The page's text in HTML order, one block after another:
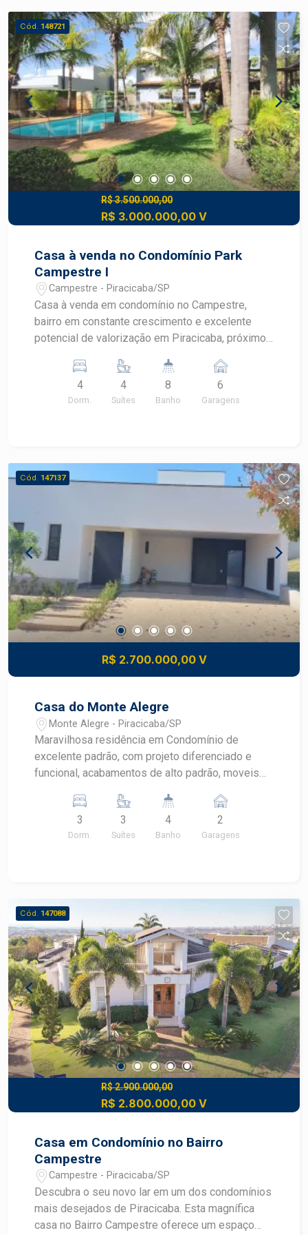
Cód. 148721
R$ 3.500.000,00
R$ 3.000.000,00 V
Casa à venda no Condomínio Park
Campestre I
Campestre - Piracicaba/SP
Casa à venda em condomínio no Campestre,
bairro em constante crescimento e excelente
potencial de valorização em Piracicaba, próximo
vasta gama de comércios e serviços. - 600m² de
área construída; - 4 suítes, sendo 1 máster com
closet; - Escritório; - Academia; - Ampla sala para
forno à lenha para pizza, chopeira e lareira com
depósito; - Paisagismo com orquidário; - Piscina
artesiano e canil; - 8 vagas de garagem. Construa
o seu futuro com quem é agente de
desenvolvimento do mercado imobiliário de
Piracicaba. Agende sua visita!
4
Dorm.
4
Suítes
8
Banho
6
Garagens
Cód. 147137
R$ 2.700.000,00 V
Casa do Monte Alegre
Monte Alegre - Piracicaba/SP
Maravilhosa residência em Condomínio de
excelente padrão, com projeto diferenciado e
funcional, acabamentos de alto padrão, moveis
escritório planejado, ampla sala com vista para a
piscina e para o paisagismo da casa, cozinha
planejada e equipada, 3 suítes sendo 1 máster
3
Dorm.
3
Suítes
4
Banho
2
Garagens
Cód. 147088
R$ 2.900.000,00
R$ 2.800.000,00 V
Casa em Condomínio no Bairro
Campestre
Campestre - Piracicaba/SP
Descubra o seu novo lar em um dos condomínios
mais desejados de Piracicaba. Esta magnífica
casa no Bairro Campestre oferece um espaço